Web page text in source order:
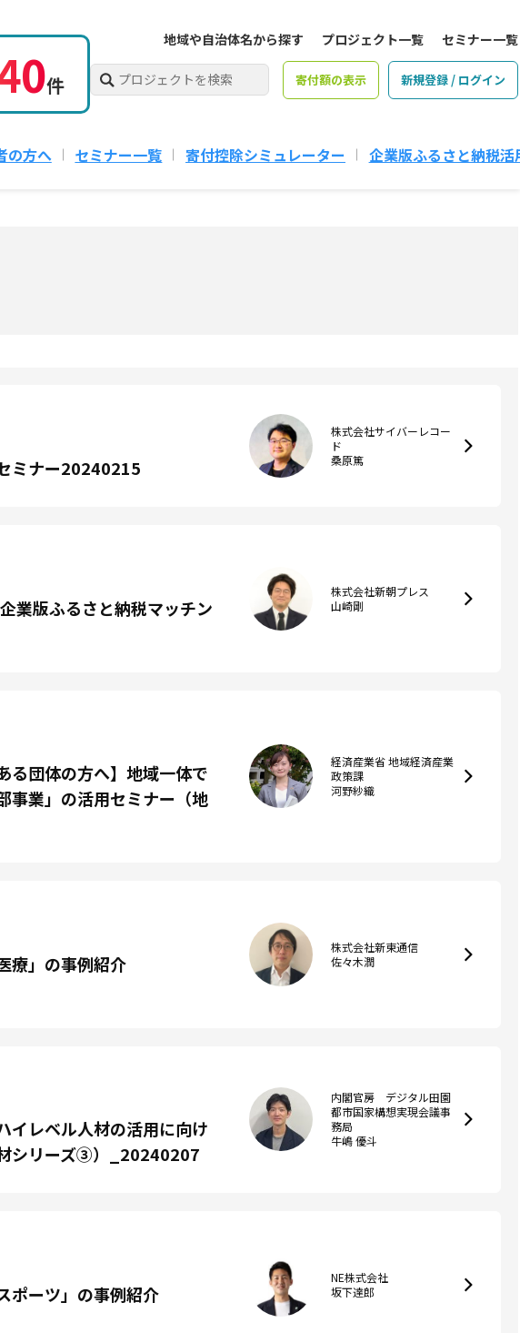
件
地域や自治体名から探す プロジェクト一覧 セミナー一覧
寄付額の表示 新規登録 / ログイン
の方へ セミナー一覧 寄付控除シミュレーター 企業版ふるさと納税活
ミナー20240215
株式会社サイバーレコー
ド
桑原篤
業版ふるさと納税マッチン
株式会社新朝プレス
山崎剛
る団体の方へ】地域一体で
事業」の活用セミナー（地
経済産業省 地域経済産業
政策課
河野紗織
療」の事例紹介
株式会社新東通信
佐々木潤
イレベル人材の活用に向け
シリーズ③）_20240207
内閣官房 デジタル田園
都市国家構想実現会議事
務局
牛嶋 優斗
ポーツ」の事例紹介
NE株式会社
坂下達郎